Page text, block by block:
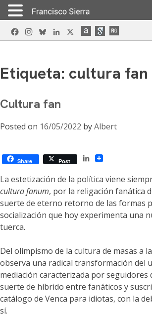
Skip
to
FacebookInstagram
BlueskyLinkedIn
Etiqueta: cultura fan
Cultura fan
Posted on 16/05/2022 byAlbert
Share Post
LinkedIn
La estetización de la política viene
cultura fanum, por la religación fanática
suerte de eterno retorno de las formas
socialización que hoy experimenta una
tuerca.
Del olimpismo de la cultura de masas a
observa una radical transformación del
mediación caracterizada por seguidores
suerte de híbrido entre fanáticos y
catálogo de Venca para idiotas, con la
sí.